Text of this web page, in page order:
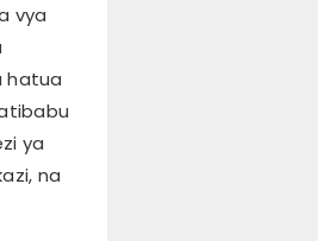
vya
hatua
ya
na